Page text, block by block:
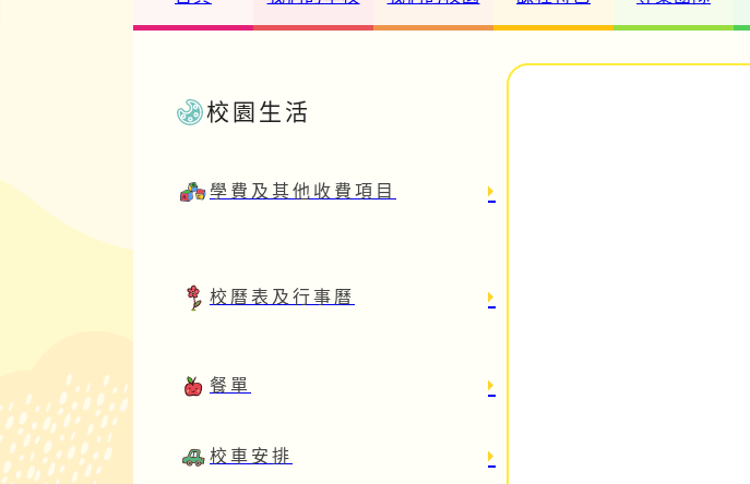
校園生活
學費及其他收費項目
校曆表及行事曆
餐單
校車安排